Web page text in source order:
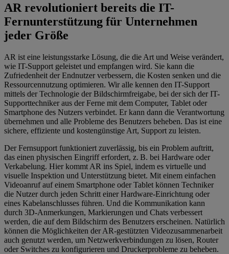
AR revolutioniert bereits die IT-
Fernunterstützung für Unternehmen
jeder Größe
AR ist eine leistungsstarke Lösung, die die Art und Weise verändert,
wie IT-Support geleistet und empfangen wird. Sie kann die
Zufriedenheit der Endnutzer verbessern, die Kosten senken und die
Ressourcennutzung optimieren. Wir alle kennen den IT-Support
mittels der Technologie der Bildschirmfreigabe, bei der sich der IT-
Supporttechniker aus der Ferne mit dem Computer, Tablet oder
Smartphone des Nutzers verbindet. Er kann dann die Verantwortung
übernehmen und alle Probleme des Benutzers beheben. Das ist eine
sichere, effiziente und kostengünstige Art, Support zu leisten.
Der Fernsupport funktioniert zuverlässig, bis ein Problem auftritt,
das einen physischen Eingriff erfordert, z. B. bei Hardware oder
Verkabelung. Hier kommt AR ins Spiel, indem es virtuelle und
visuelle Inspektion und Unterstützung bietet. Mit einem einfachen
Videoanruf auf einem Smartphone oder Tablet können Techniker
die Nutzer durch jeden Schritt einer Hardware-Einrichtung oder
eines Kabelanschlusses führen. Und die Kommunikation kann
durch 3D-Anmerkungen, Markierungen und Chats verbessert
werden, die auf dem Bildschirm des Benutzers erscheinen. Natürlich
können die Möglichkeiten der AR-gestützten Videozusammenarbeit
auch genutzt werden, um Netzwerkverbindungen zu lösen, Router
oder Switches zu konfigurieren und Druckerprobleme zu beheben.